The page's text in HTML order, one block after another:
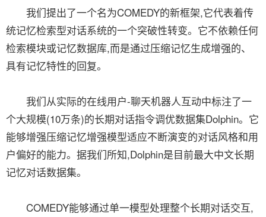
我们提出了一个名为COMEDY的新框架,它代表着传
统记忆检索型对话系统的一个突破性转变。它不依赖任何
检索模块或记忆数据库,而是通过压缩记忆生成增强的、
具有记忆特性的回复。
我们从实际的在线用户-聊天机器人互动中标注了一
个大规模(10万条)的长期对话指令调优数据集Dolphin。它
能够增强压缩记忆增强模型适应不断演变的对话风格和用
户偏好的能力。据我们所知,Dolphin是目前最大中文长期
记忆对话数据集。
COMEDY能够通过单一模型处理整个长期对话交互,